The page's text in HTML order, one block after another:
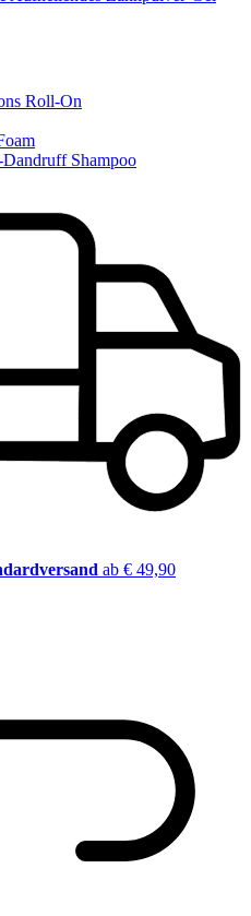
Roll-On
Shampoo
ab € 49,90